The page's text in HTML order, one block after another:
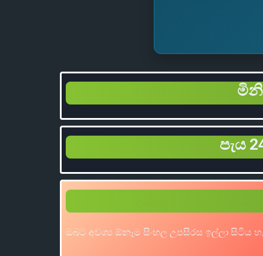
පැය
ඔබට අවශ්‍ය ඕනෑම සිංහල උපසිරස ඉල්ලා සිටිය